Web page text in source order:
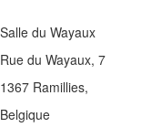
Salle du Wayaux
Rue du Wayaux, 7
1367 Ramillies,
Belgique